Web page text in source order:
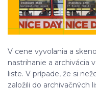
V cene vyvolania a
nastrihanie a archivácia
liste. V prípade, že si
založili do archivačných